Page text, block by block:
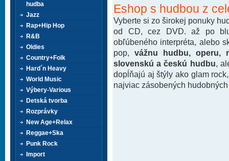
Eshop s hudbou z
Vyberte si zo širokej ponuky
od CD, cez DVD. až po
obľúbeného interpréta, alebo
pop, vážnu hudbu, operu,
slovenskú a českú hudbu ,
dopĺňajú aj štýly ako glam
najviac zásobených
hudba
Jazz
Rap+Hip Hop
R&B
Oldies
Country+Folk
Hard´n Heavy
World Music
Výbery-Various
Detská tvorba
Rozprávky
New Age+Relax
Reggae+Ska
Punk Rock
Import